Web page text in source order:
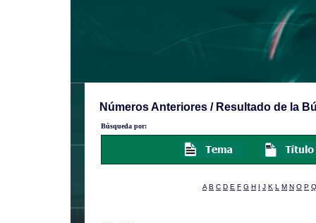
Números Anteriores / Resultado de la
Búsqueda por:
A B C D E F G H I J K L M N O P Q